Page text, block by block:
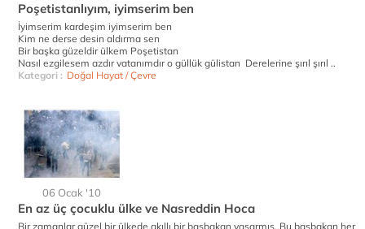
Poşetistanlıyım, iyimserim ben
İyimserim kardeşim iyimserim ben
Kim ne derse desin aldırma sen
Bir başka güzeldir ülkem Poşetistan
Nasıl ezgilesem azdır vatanımdır o güllük gülistan Derelerine şırıl şırıl ..
Kategori : Doğal Hayat / Çevre
06 Ocak '10
En az üç çocuklu ülke ve Nasreddin Hoca
Bir zamanlar güzel bir ülkede akıllı bir başbakan yaşarmış. Bu başbakan her